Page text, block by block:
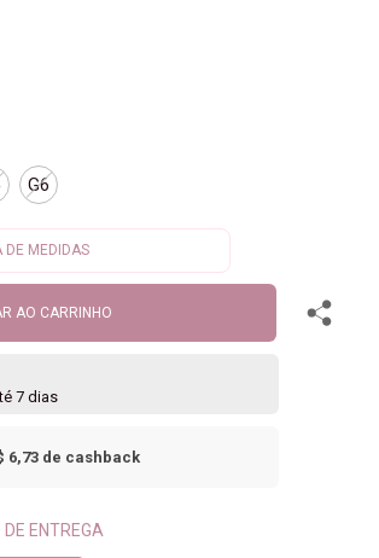
G6
AO CARRINHO
7 dias
6,73de cashback